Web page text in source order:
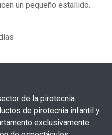
un pequeño estallido.
de la pirotecnia.
de pirotecnia infantil y
exclusivamente